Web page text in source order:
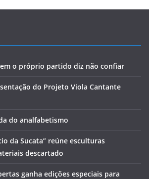
o próprio partido diz não confiar
do Projeto Viola Cantante
do analfabetismo
da Sucata” reúne esculturas
descartado
ganha edições especiais para